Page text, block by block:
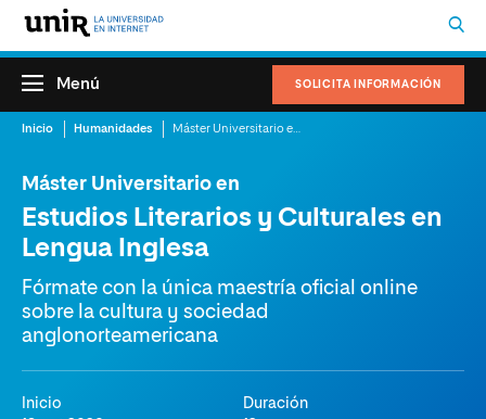
SOLICITA INFORMACIÓN
Menú
Inicio Humanidades
Máster Universitario en
Estudios Literarios y Culturales en
Lengua Inglesa
Fórmate con la única maestría oficial online
sobre la cultura y sociedad
anglonorteamericana
Inicio
Duración